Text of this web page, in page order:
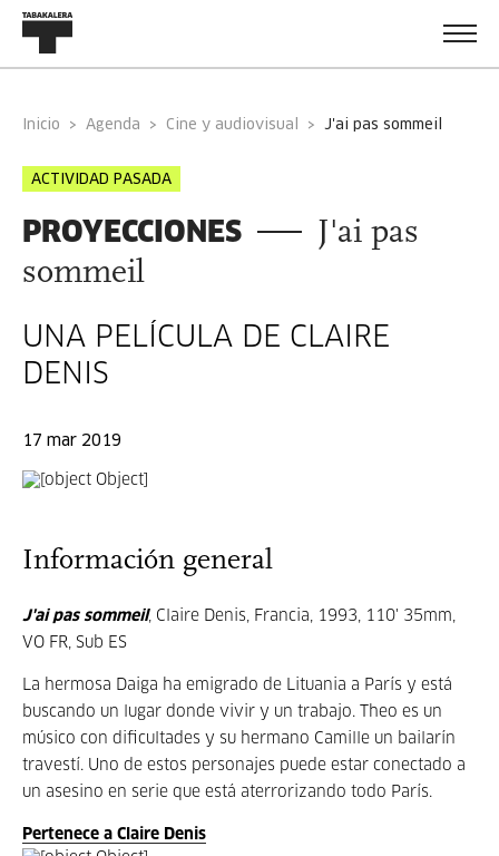
Inicio Agenda Cine y audiovisual j'ai pas sommeil
ACTIVIDAD PASADA
PROYECCIONES
J'ai pas
sommeil
UNA PELÍCULA DE CLAIRE
DENIS
17 mar 2019
Información general
J'ai pas sommeil, Claire Denis, Francia, 1993, 110' 35mm,
VO FR, Sub ES
La hermosa Daiga ha emigrado de Lituania a París y está
buscando un lugar donde vivir y un trabajo. Theo es un
músico con dificultades y su hermano Camille un bailarín
travestí. Uno de estos personajes puede estar conectado a
un asesino en serie que está aterrorizando todo París.
Pertenece a Claire Denis